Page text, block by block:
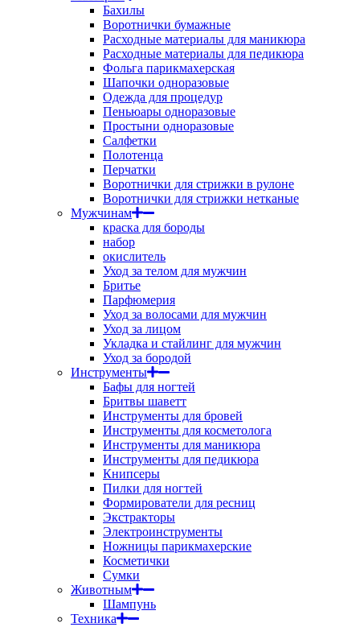
Бахилы
Воротнички бумажные
Расходные материалы для маникюра
Расходные материалы для педикюра
Фольга парикмахерская
Шапочки одноразовые
Одежда для процедур
Пеньюары одноразовые
Простыни одноразовые
Салфетки
Полотенца
Перчатки
Воротнички для стрижки в рулоне
Воротнички для стрижки нетканые
Мужчинам
краска для бороды
набор
окислитель
Уход за телом для мужчин
Бритье
Парфюмерия
Уход за волосами для мужчин
Уход за лицом
Укладка и стайлинг для мужчин
Уход за бородой
Инструменты
Бафы для ногтей
Бритвы шаветт
Инструменты для бровей
Инструменты для косметолога
Инструменты для маникюра
Инструменты для педикюра
Книпсеры
Пилки для ногтей
Формирователи для ресниц
Экстракторы
Электроинструменты
Ножницы парикмахерские
Косметички
Сумки
Животным
Шампунь
Техника